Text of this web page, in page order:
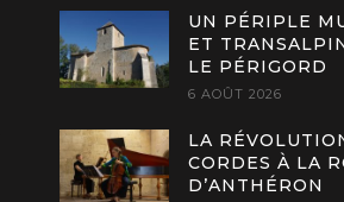
UN PÉRIPLE
ET
LE PÉRIGORD
6 AOÛT 2026
LA
CORDES À LA
D’ANTHÉRON